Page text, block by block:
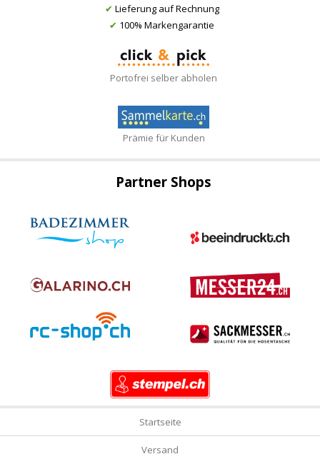
✔ Lieferung auf Rechnung
✔ 100% Markengarantie
Portofrei selber abholen
Prämie für Kunden
Partner Shops
Startseite
Versand